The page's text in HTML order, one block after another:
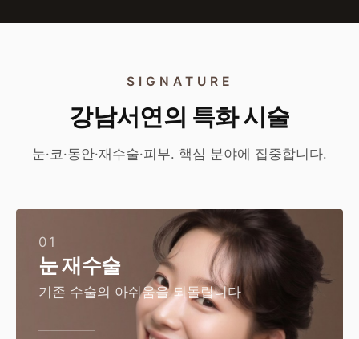
SIGNATURE
강남서연의 특화 시술
눈·코·동안·재수술·피부. 핵심 분야에 집중합니다.
01
눈 재수술
기존 수술의 아쉬움을 되돌립니다